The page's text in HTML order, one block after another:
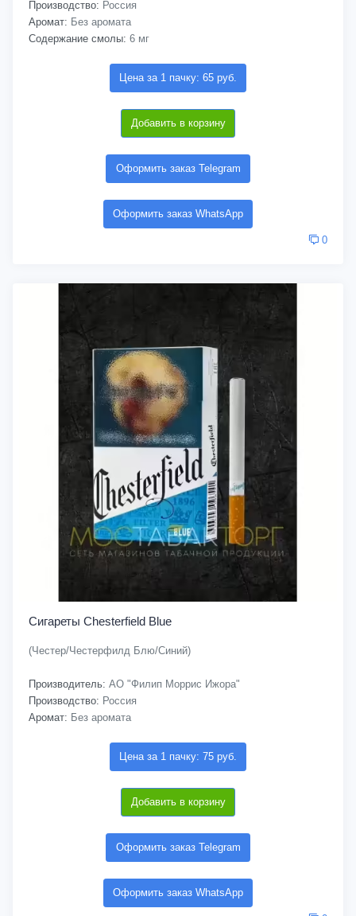
Производство: Россия
Аромат: Без аромата
Содержание смолы: 6 мг
Цена за 1 пачку: 65 руб.
Добавить в корзину
Оформить заказ Telegram
Оформить заказ WhatsApp
0
Сигареты Chesterfield Blue
(Честер/Честерфилд Блю/Синий)
Производитель: АО "Филип Моррис Ижора"
Производство: Россия
Аромат: Без аромата
Цена за 1 пачку: 75 руб.
Добавить в корзину
Оформить заказ Telegram
Оформить заказ WhatsApp